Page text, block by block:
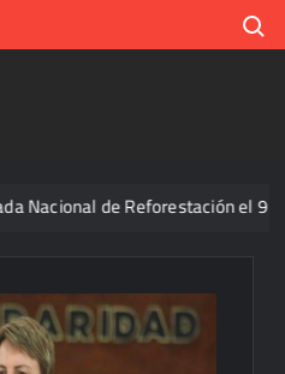
de Reforestación el 9 de agosto